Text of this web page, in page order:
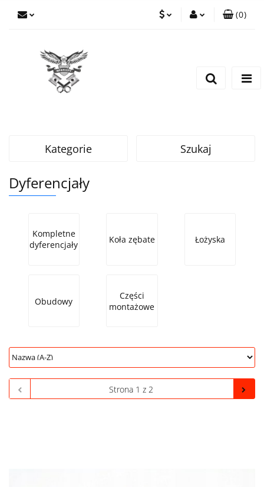
(0)
Kategorie Szukaj
Dyferencjały
Kompletne
dyferencjały
Koła zębate Łożyska
Obudowy
Części
montażowe